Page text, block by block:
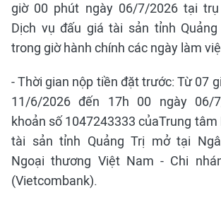
giờ 00 phút ngày 06/7/2026 tại
Dịch vụ đấu giá tài sản tỉnh
trong giờ hành chính các ngày làm
- Thời gian nộp tiền đặt trước: Từ 07
11/6/2026 đến 17h 00 ngày 06/
khoản số 1047243333 củaTrung tâm
tài sản tỉnh Quảng Trị mở tại
Ngoại thương Việt Nam - Chi
(Vietcombank).